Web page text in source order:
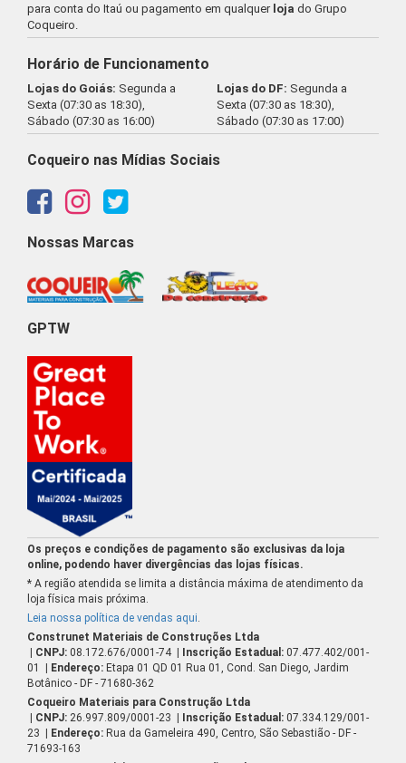
para conta do Itaú ou pagamento em qualquer loja do Grupo
Coqueiro.
Horário de Funcionamento
Lojas do Goiás: Segunda a
Sexta (07:30 as 18:30),
Sábado (07:30 as 16:00)
Lojas do DF: Segunda a
Sexta (07:30 as 18:30),
Sábado (07:30 as 17:00)
Coqueiro nas Mídias Sociais
Nossas Marcas
GPTW
Os preços e condições de pagamento são exclusivas da loja
online, podendo haver divergências das lojas físicas.
* A região atendida se limita a distância máxima de atendimento da
loja física mais próxima.
Leia nossa política de vendas aqui
Construnet Materiais de Construções Ltda
| CNPJ: 08.172.676/0001-74 | Inscrição Estadual: 07.477.402/001-
01
| Endereço: Etapa 01 QD 01 Rua 01, Cond. San Diego, Jardim
Botânico - DF - 71680-362
Coqueiro Materiais para Construção Ltda
| CNPJ: 26.997.809/0001-23 | Inscrição Estadual: 07.334.129/001-
23 | Endereço: Rua da Gameleira 490, Centro, São Sebastião - DF -
71693-163